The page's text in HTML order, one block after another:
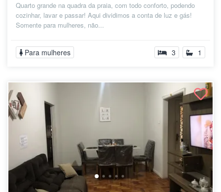
Quarto grande na quadra da praia, com todo conforto, podendo
cozinhar, lavar e passar! Aqui dividimos a conta de luz e gás!
Somente para mulheres, não...
Para mulheres 3 1